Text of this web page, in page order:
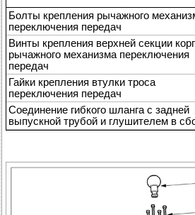
Болты крепления рычажного
переключения передач
Винты крепления верхней секции
рычажного механизма переключения
передач
Гайки крепления втулки троса
переключения передач
Соединение гибкого шланга с задней
выпускной трубой и глушителем в